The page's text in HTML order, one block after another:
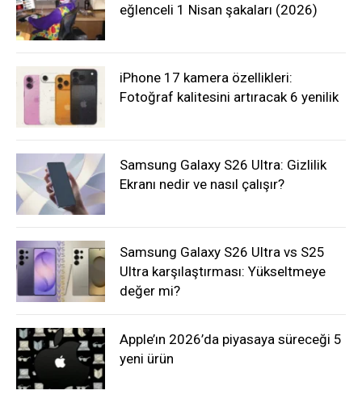
eğlenceli 1 Nisan şakaları (2026)
iPhone 17 kamera özellikleri:
Fotoğraf kalitesini artıracak 6 yenilik
Samsung Galaxy S26 Ultra: Gizlilik
Ekranı nedir ve nasıl çalışır?
Samsung Galaxy S26 Ultra vs S25
Ultra karşılaştırması: Yükseltmeye
değer mi?
Apple’ın 2026’da piyasaya süreceği 5
yeni ürün